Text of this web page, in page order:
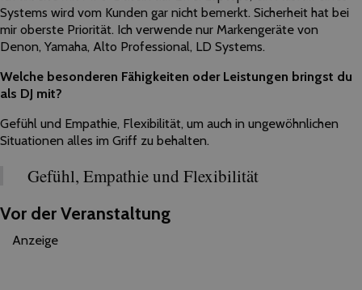
Systems wird vom Kunden gar nicht bemerkt. Sicherheit hat bei
mir oberste Priorität. Ich verwende nur Markengeräte von
Denon, Yamaha, Alto Professional, LD Systems.
Welche besonderen Fähigkeiten oder Leistungen bringst du
als DJ mit?
Gefühl und Empathie, Flexibilität, um auch in ungewöhnlichen
Situationen alles im Griff zu behalten.
Gefühl, Empathie und Flexibilität
Vor der Veranstaltung
Anzeige